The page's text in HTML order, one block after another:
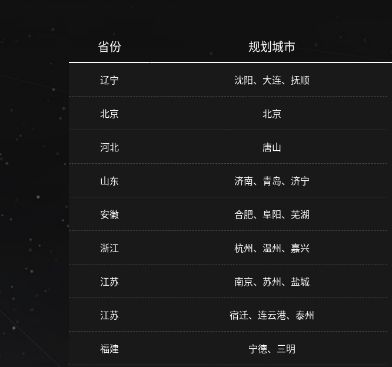
省份 规划城市
辽宁 沈阳、大连、抚顺
北京 北京
河北 唐山
山东 济南、青岛、济宁
安徽 合肥、阜阳、芜湖
浙江 杭州、温州、嘉兴
江苏 南京、苏州、盐城
江苏 宿迁、连云港、泰州
福建 宁德、三明